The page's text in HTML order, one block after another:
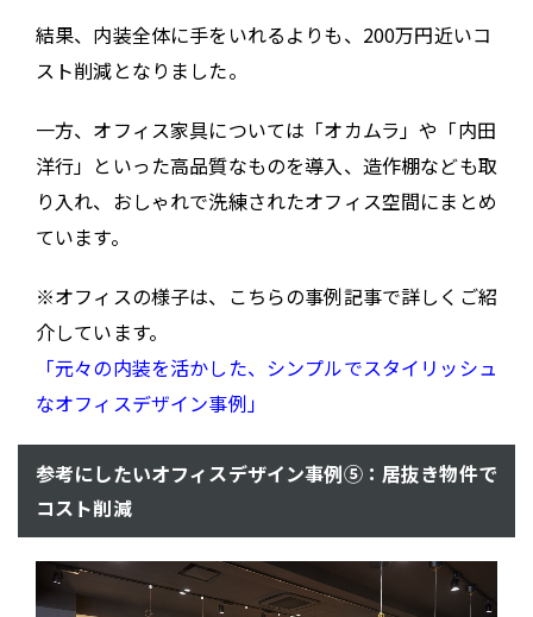
結果、内装全体に手をいれるよりも、200万円近いコ
スト削減となりました。
一方、オフィス家具については「オカムラ」や「内田
洋行」といった高品質なものを導入、造作棚なども取
り入れ、おしゃれで洗練されたオフィス空間にまとめ
ています。
※オフィスの様子は、こちらの事例記事で詳しくご紹
介しています。
「元々の内装を活かした、シンプルでスタイリッシュ
なオフィスデザイン事例」
参考にしたいオフィスデザイン事例⑤：居抜き物件で
コスト削減